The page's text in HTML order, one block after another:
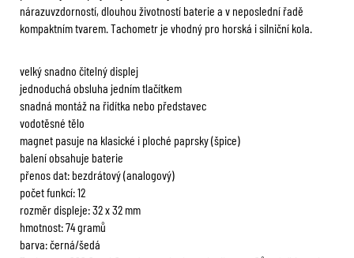
nárazuvzdorností, dlouhou životností baterie a v neposlední řadě
kompaktním tvarem. Tachometr je vhodný pro horská i silniční kola.
velký snadno čitelný displej
jednoduchá obsluha jedním tlačítkem
snadná montáž na řidítka nebo představec
vodotěsné tělo
magnet pasuje na klasické i ploché paprsky (špice)
balení obsahuje baterie
přenos dat: bezdrátový (analogový)
počet funkcí: 12
rozměr displeje: 32 x 32 mm
hmotnost: 74 gramů
barva: černá/šedá